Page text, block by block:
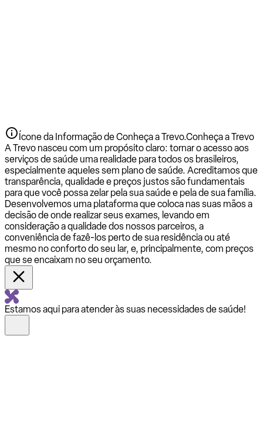
Ícone da Informação de Conheça a Trevo.Conheça a Trevo
A Trevo nasceu com um propósito claro: tornar o acesso aos
serviços de saúde uma realidade para todos os brasileiros,
especialmente aqueles sem plano de saúde. Acreditamos que
transparência, qualidade e preços justos são fundamentais
para que você possa zelar pela sua saúde e pela de sua família.
Desenvolvemos uma plataforma que coloca nas suas mãos a
decisão de onde realizar seus exames, levando em
consideração a qualidade dos nossos parceiros, a
conveniência de fazê-los perto de sua residência ou até
mesmo no conforto do seu lar, e, principalmente, com preços
que se encaixam no seu orçamento.
Estamos aqui para atender às suas necessidades de saúde!